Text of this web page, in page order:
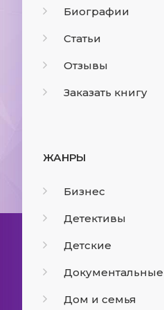
Биографии
Статьи
Отзывы
Заказать книгу
ЖАНРЫ
Бизнес
Детективы
Детские
Документальные
Дом и семья